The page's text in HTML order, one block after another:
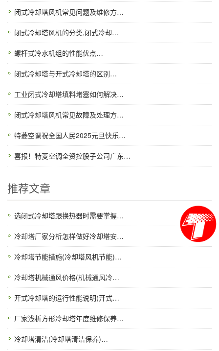
闭式冷却塔风机常见问题及维修方…
闭式冷却塔风机的分类,闭式冷却…
螺杆式冷水机组的性能优点…
闭式冷却塔与开式冷却塔的区别…
工业闭式冷却塔填料堵塞如何解决…
闭式冷却塔风机常见故障及处理方…
特菱空调祝全国人民2025元旦快乐…
喜报！特菱空调全资控股子公司广东…
推荐文章
选闭式冷却塔跟换热器时需要掌握…
冷却塔厂家分析怎样做好冷却塔安…
冷却塔节能措施(冷却塔风机节能)…
冷却塔机械通风价格(机械通风冷…
开式冷却塔的运行性能说明(开式…
厂家浅析方形冷却塔年度维修保养…
冷却塔清洁(冷却塔清洁保养)…